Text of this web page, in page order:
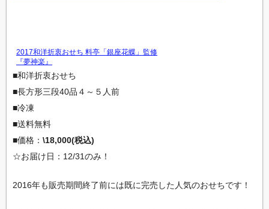
2017和洋折衷おせち 料亭「銀座花蝶」監修
『夢神楽』
■和洋折衷おせち
■長方形三段40品４～５人前
■冷凍
■送料無料
■価格： \18,000(税込)
☆お届け日：12/31のみ！
2016年も販売期間終了前には既に完売した人気のおせちです！